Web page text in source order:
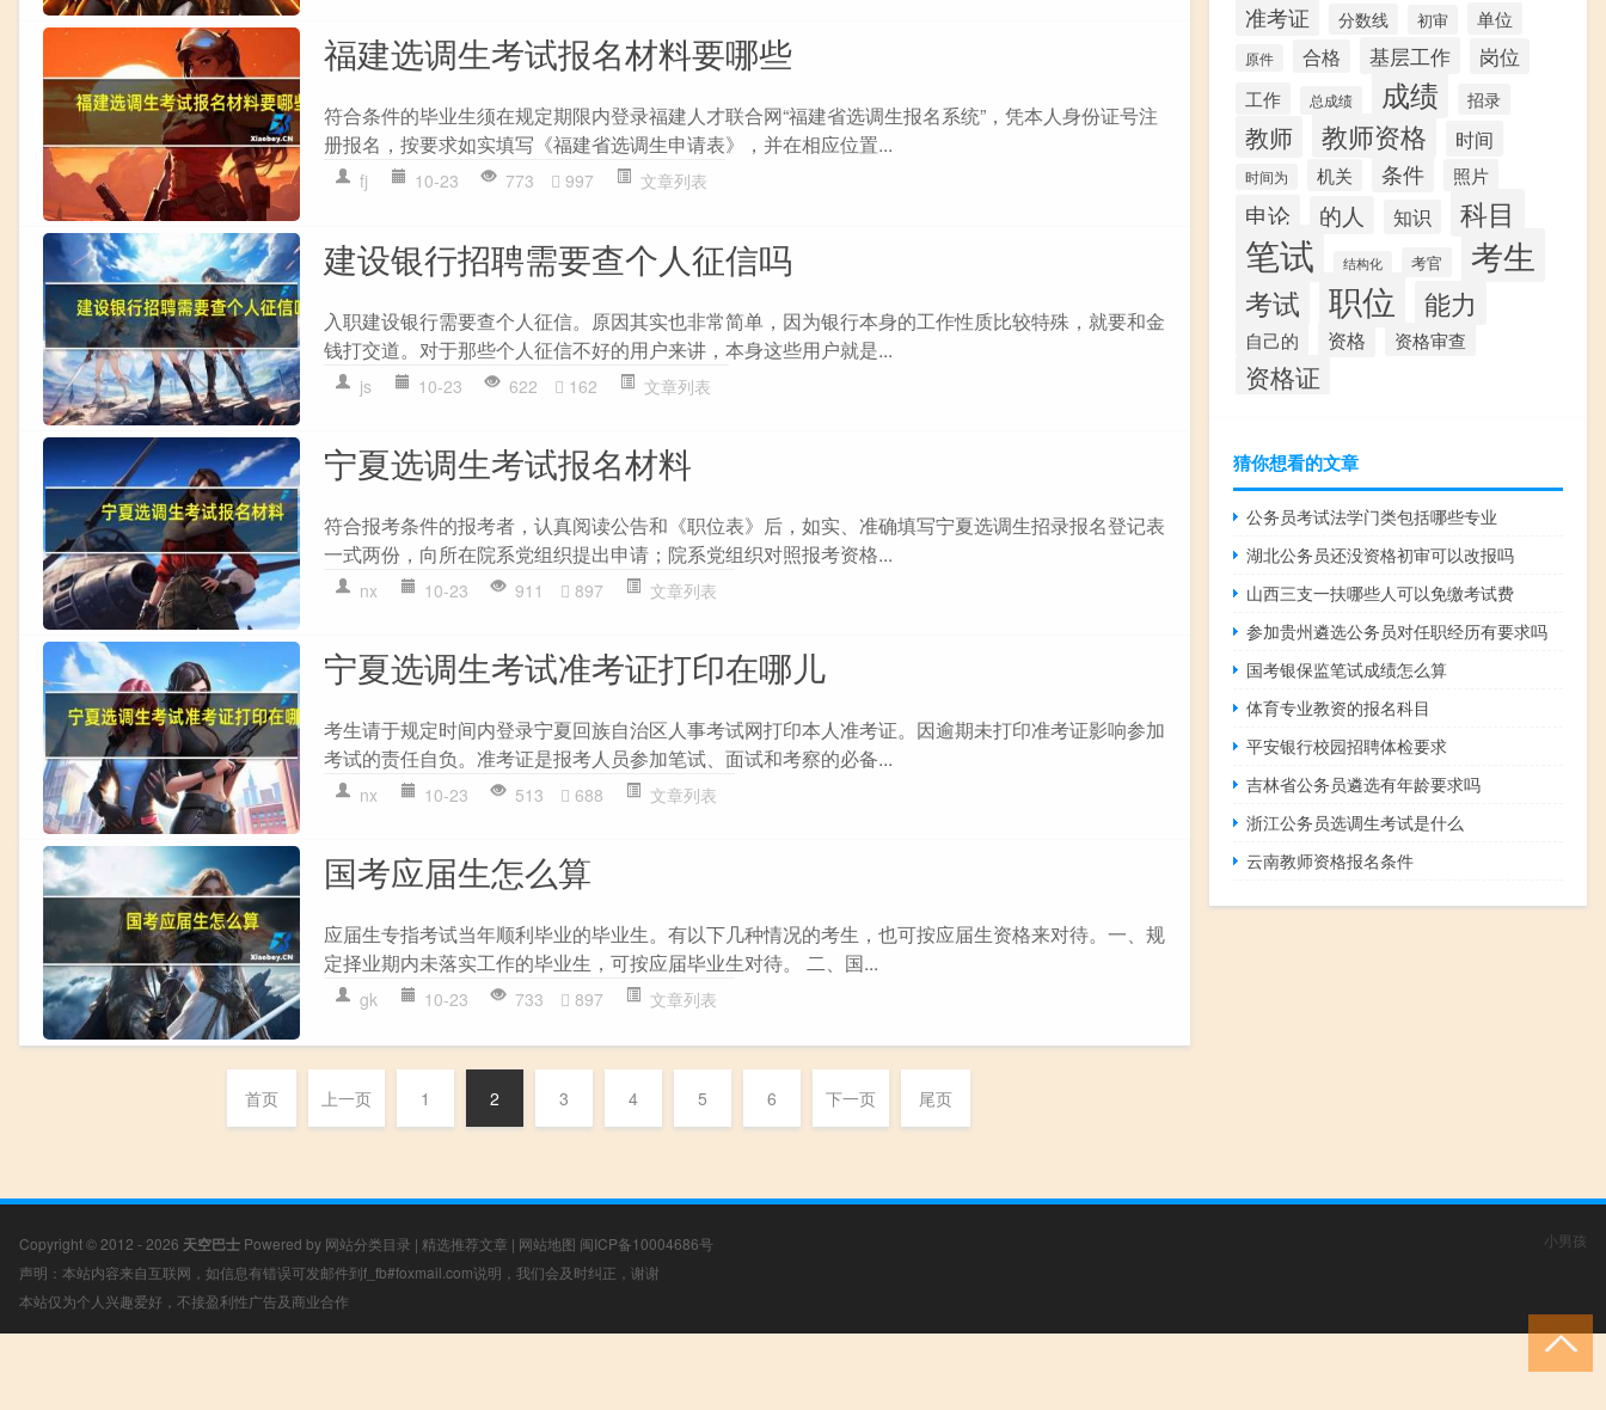
福建选调生考试报名材料要哪些
符合条件的毕业生须在规定期限内登录福建人才联合网“福建省选调生报名系统”，凭本人身份证号注
册报名，按要求如实填写《福建省选调生申请表》，并在相应位置...
fj 10-23 773 997 文章列表
建设银行招聘需要查个人征信吗
入职建设银行需要查个人征信。原因其实也非常简单，因为银行本身的工作性质比较特殊，就要和金
钱打交道。对于那些个人征信不好的用户来讲，本身这些用户就是...
js 10-23 622 162 文章列表
宁夏选调生考试报名材料
符合报考条件的报考者，认真阅读公告和《职位表》后，如实、准确填写宁夏选调生招录报名登记表
一式两份，向所在院系党组织提出申请；院系党组织对照报考资格...
nx 10-23 911 897 文章列表
宁夏选调生考试准考证打印在哪儿
考生请于规定时间内登录宁夏回族自治区人事考试网打印本人准考证。因逾期未打印准考证影响参加
考试的责任自负。准考证是报考人员参加笔试、面试和考察的必备...
nx 10-23 513 688 文章列表
国考应届生怎么算
应届生专指考试当年顺利毕业的毕业生。有以下几种情况的考生，也可按应届生资格来对待。一、规
定择业期内未落实工作的毕业生，可按应届毕业生对待。 二、国...
gk 10-23 733 897 文章列表
首页 上一页 1 2 3 4 5 6 下一页 尾页
准考证 分数线 初审 单位
原件 合格 基层工作 岗位
工作 总成绩 成绩 招录
教师 教师资格 时间
时间为 机关 条件 照片
申论 的人 知识 科目
笔试 结构化 考官 考生
考试 职位 能力
自己的 资格 资格审查
资格证
猜你想看的文章
公务员考试法学门类包括哪些专业
湖北公务员还没资格初审可以改报吗
山西三支一扶哪些人可以免缴考试费
参加贵州遴选公务员对任职经历有要求吗
国考银保监笔试成绩怎么算
体育专业教资的报名科目
平安银行校园招聘体检要求
吉林省公务员遴选有年龄要求吗
浙江公务员选调生考试是什么
云南教师资格报名条件
Copyright © 2012 - 2026 天空巴士 Powered by 网站分类目录 | 精选推荐文章 | 网站地图 闽ICP备10004686号
声明：本站内容来自互联网，如信息有错误可发邮件到f_fb#foxmail.com说明，我们会及时纠正，谢谢
本站仅为个人兴趣爱好，不接盈利性广告及商业合作
小男孩